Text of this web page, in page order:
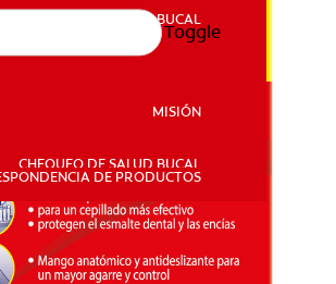
SALUD BUCAL
MISIÓN
CHEQUEO DE SALUD BUCAL
CORRESPONDENCIA DE PRODUCTOS
SALUD BUCAL
MISIÓN
CHEQUEO DE SALUD BUCAL
DE PRODUCTOS
Toggle